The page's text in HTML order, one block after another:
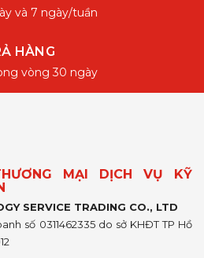
và 7 ngày/tuần
HÀNG
vòng 30 ngày
MẠI DỊCH VỤ KỸ
SERVICE TRADING CO., LTD
số 0311462335 do sở KHĐT TP Hồ